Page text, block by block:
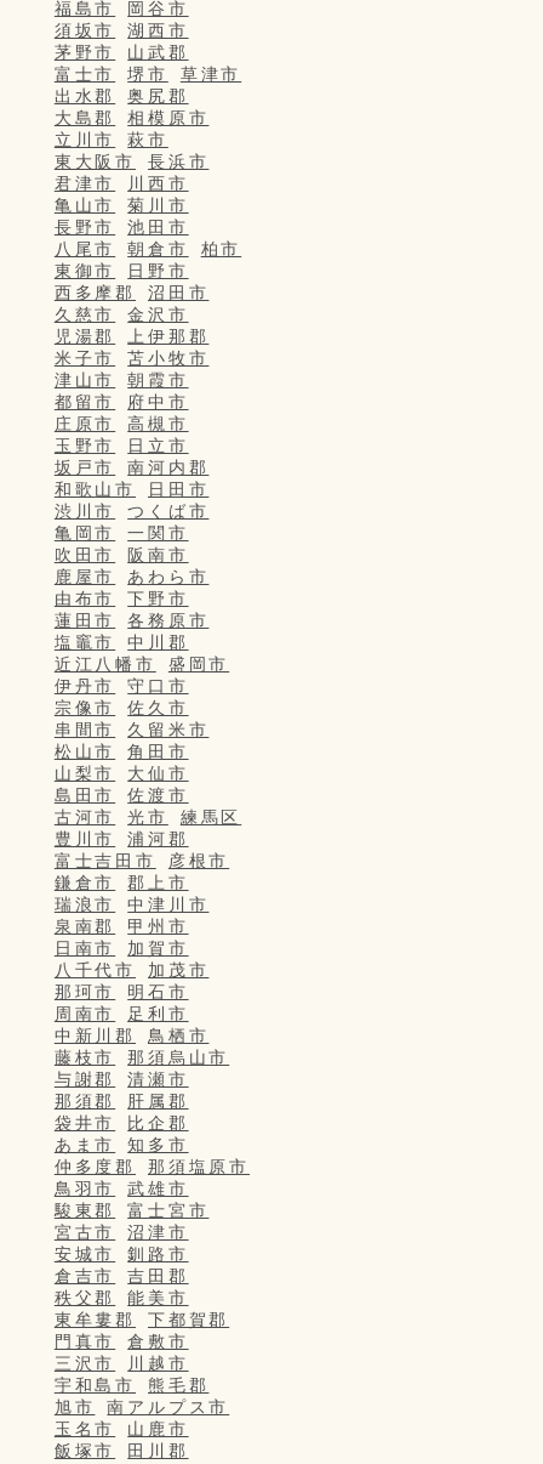
福島市
岡谷市
須坂市
湖西市
茅野市
山武郡
富士市
堺市
草津市
出水郡
奥尻郡
大島郡
相模原市
立川市
萩市
東大阪市
長浜市
君津市
川西市
亀山市
菊川市
長野市
池田市
八尾市
朝倉市
柏市
東御市
日野市
西多摩郡
沼田市
久慈市
金沢市
児湯郡
上伊那郡
米子市
苫小牧市
津山市
朝霞市
都留市
府中市
庄原市
高槻市
玉野市
日立市
坂戸市
南河内郡
和歌山市
日田市
渋川市
つくば市
亀岡市
一関市
吹田市
阪南市
鹿屋市
あわら市
由布市
下野市
蓮田市
各務原市
塩竈市
中川郡
近江八幡市
盛岡市
伊丹市
守口市
宗像市
佐久市
串間市
久留米市
松山市
角田市
山梨市
大仙市
島田市
佐渡市
古河市
光市
練馬区
豊川市
浦河郡
富士吉田市
彦根市
鎌倉市
郡上市
瑞浪市
中津川市
泉南郡
甲州市
日南市
加賀市
八千代市
加茂市
那珂市
明石市
周南市
足利市
中新川郡
鳥栖市
藤枝市
那須烏山市
与謝郡
清瀬市
那須郡
肝属郡
袋井市
比企郡
あま市
知多市
仲多度郡
那須塩原市
鳥羽市
武雄市
駿東郡
富士宮市
宮古市
沼津市
安城市
釧路市
倉吉市
吉田郡
秩父郡
能美市
東牟婁郡
下都賀郡
門真市
倉敷市
三沢市
川越市
宇和島市
熊毛郡
旭市
南アルプス市
玉名市
山鹿市
飯塚市
田川郡